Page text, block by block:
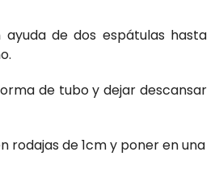
de dos espátulas hasta
de tubo y dejar descansar
rodajas de 1cm y poner en una